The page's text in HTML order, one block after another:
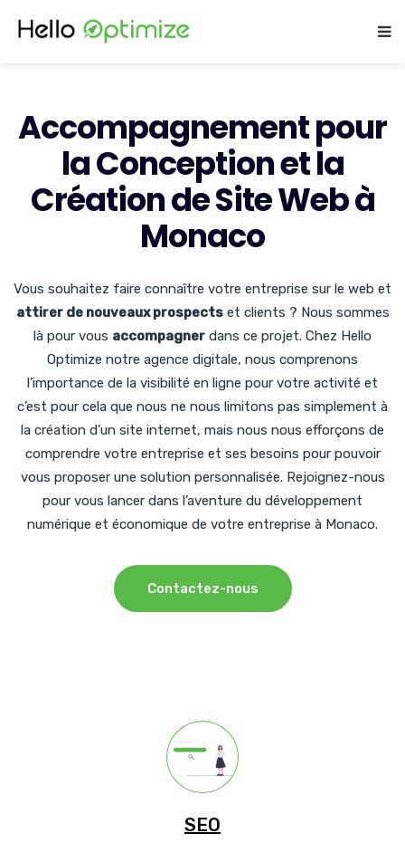
Accompagnement pour
la Conception et la
Création de Site Web à
Monaco
Vous souhaitez faire connaître votre entreprise sur le web et
attirer de nouveaux prospectset clients ? Nous sommes
là pour vous accompagner dans ce projet. Chez Hello
Optimize notre agence digitale, nous comprenons
l’importance de la visibilité en ligne pour votre activité et
c’est pour cela que nous ne nous limitons pas simplement à
la création d’un site internet, mais nous nous efforçons de
comprendre votre entreprise et ses besoins pour pouvoir
vous proposer une solution personnalisée. Rejoignez-nous
pour vous lancer dans l’aventure du développement
numérique et économique de votre entreprise à Monaco.
Contactez-nous
SEO